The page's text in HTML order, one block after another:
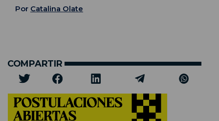
Por Catalina Olate
COMPARTIR